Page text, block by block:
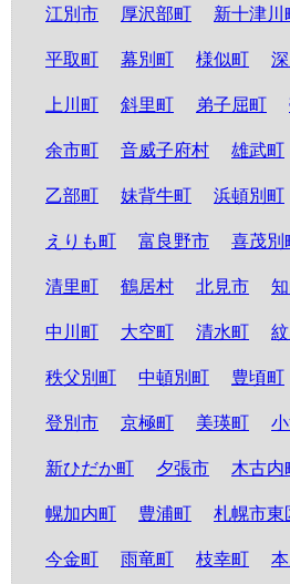
江別市 厚沢部町 新十津川
平取町 幕別町 様似町
上川町 斜里町 弟子屈町
余市町 音威子府村 雄武町
乙部町 妹背牛町 浜頓別町
えりも町 富良野市 喜茂別
清里町 鶴居村 北見市
中川町 大空町 清水町
秩父別町 中頓別町 豊頃町
登別市 京極町 美瑛町
新ひだか町 夕張市 木古内
幌加内町 豊浦町 札幌市東
今金町 雨竜町 枝幸町